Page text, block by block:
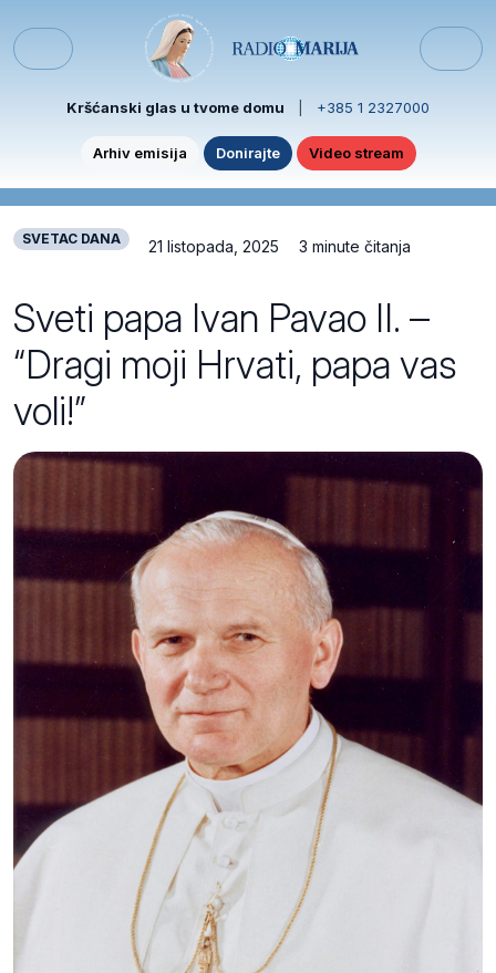
Menu
Kršćanski glas u tvome domu +385 1 2327000
Arhiv emisija Donirajte Video stream
SVETAC DANA 21 listopada, 2025 3 minute čitanja
Sveti papa Ivan Pavao II. –
“Dragi moji Hrvati, papa vas
voli!”